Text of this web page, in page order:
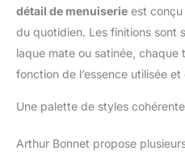
détail de menuiserie est
du quotidien. Les finitions sont
laque mate ou satinée, chaque
fonction de l’essence utilisée et
Une palette de styles cohérente
Arthur Bonnet propose